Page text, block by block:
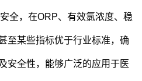
全，在ORP、有效氯浓度、稳
至某些指标优于行业标准，确
安全性，能够广泛的应用于医